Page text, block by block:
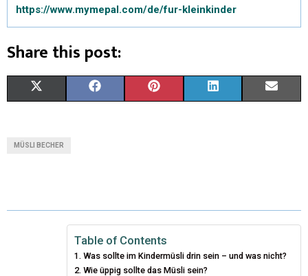
https://www.mymepal.com/de/fur-kleinkinder
Share this post:
T O
O
K
R
E
S
D
N
MÜSLI BECHER
Table of Contents
Was sollte im Kindermüsli drin sein – und was nicht?
Wie üppig sollte das Müsli sein?